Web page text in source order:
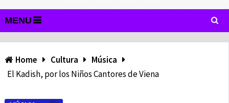
MENU
Home Cultura
Música
El Kadish, por los Niños Cantores de Viena